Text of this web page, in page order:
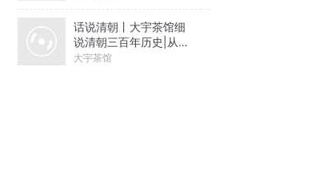
话说清朝丨大宇茶馆细
说清朝三百年历史|从努
尔哈赤到末代皇帝溥仪|
大宇茶馆